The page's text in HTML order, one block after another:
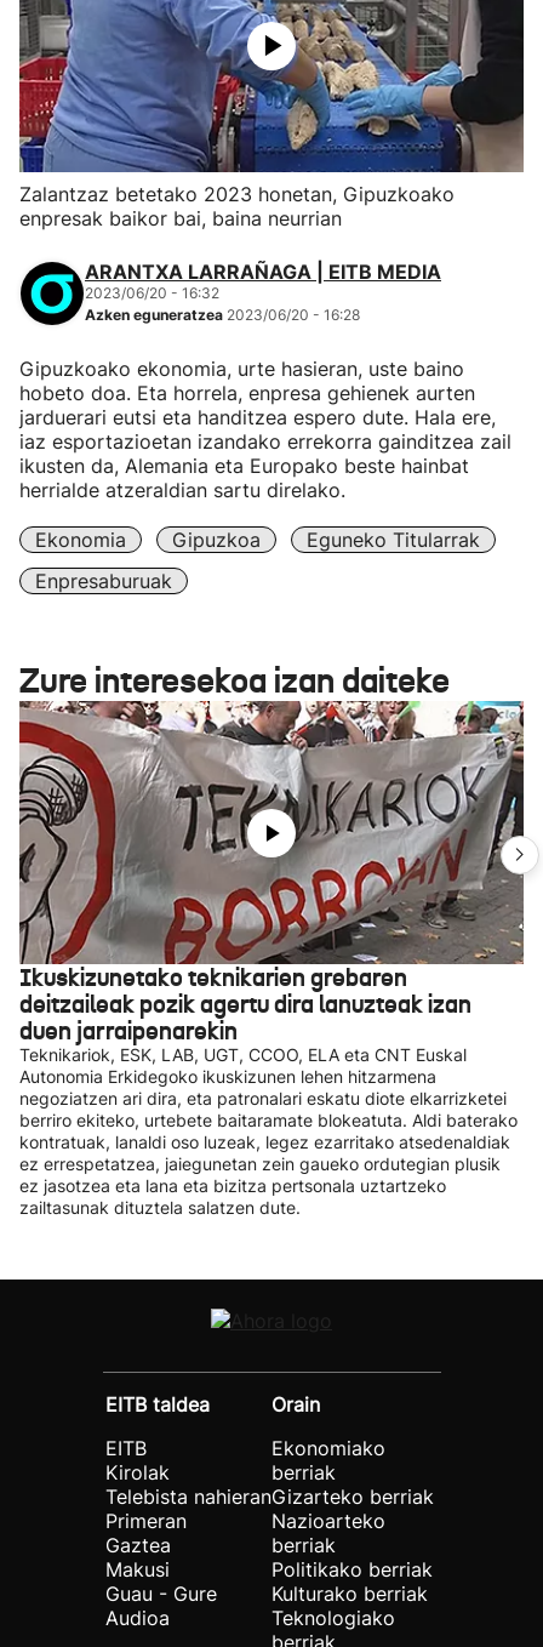
Zalantzaz betetako 2023 honetan, Gipuzkoako
enpresak baikor bai, baina neurrian
ARANTXA LARRAÑAGA | EITB MEDIA
2023/06/20 - 16:32
Azken eguneratzea 2023/06/20 - 16:28
Gipuzkoako ekonomia, urte hasieran, uste baino
hobeto doa. Eta horrela, enpresa gehienek aurten
jarduerari eutsi eta handitzea espero dute. Hala ere,
iaz esportazioetan izandako errekorra gainditzea zail
ikusten da, Alemania eta Europako beste hainbat
herrialde atzeraldian sartu direlako.
Ekonomia Gipuzkoa
Eguneko Titularrak
Enpresaburuak
Zure interesekoa izan daiteke
Ikuskizunetako teknikarien grebaren
deitzaileak pozik agertu dira lanuzteak izan
duen jarraipenarekin
Teknikariok, ESK, LAB, UGT, CCOO, ELA eta CNT Euskal
Autonomia Erkidegoko ikuskizunen lehen hitzarmena
negoziatzen ari dira, eta patronalari eskatu diote elkarrizketei
berriro ekiteko, urtebete baitaramate blokeatuta. Aldi baterako
kontratuak, lanaldi oso luzeak, legez ezarritako atsedenaldiak
ez errespetatzea, jaiegunetan zein gaueko ordutegian plusik
ez jasotzea eta lana eta bizitza pertsonala uztartzeko
zailtasunak dituztela salatzen dute.
EITB taldea
EITB
Kirolak
Telebista nahieran
Primeran
Gaztea
Makusi
Guau - Gure
Audioa
Orain
Ekonomiako
berriak
Gizarteko berriak
Nazioarteko
berriak
Politikako berriak
Kulturako berriak
Teknologiako
berriak